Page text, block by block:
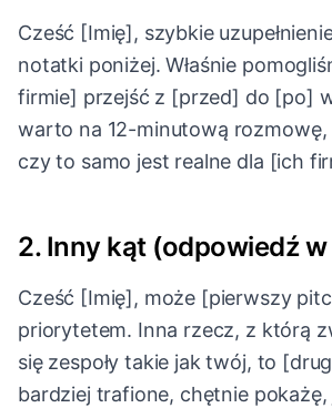
Cześć [Imię], szybkie
notatki poniżej. Właśnie
firmie] przejść z [przed] do [po]
warto na 12-minutową
czy to samo jest realne dla [ich
2. Inny kąt (odpowiedź
Cześć [Imię], może [pierwszy
priorytetem. Inna rzecz, z którą
się zespoły takie jak twój, to
bardziej trafione, chętnie pokażę,